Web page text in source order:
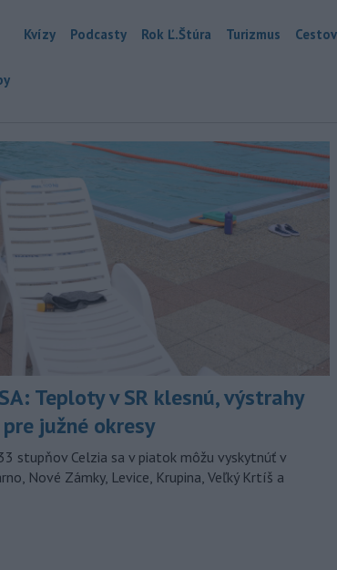
Kvízy Podcasty Rok Ľ.Štúra Turizmus
Teploty v SR klesnú, výstrahy
južné okresy
stupňov Celzia sa v piatok môžu vyskytnúť v
Nové Zámky, Levice, Krupina, Veľký Krtíš a